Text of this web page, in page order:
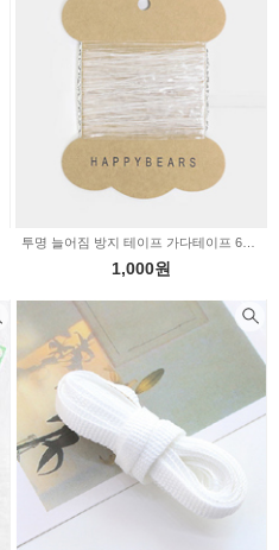
1,000원